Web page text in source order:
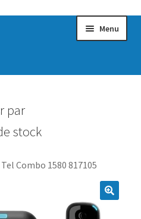
Menu
par
stock
Combo 1580 817105